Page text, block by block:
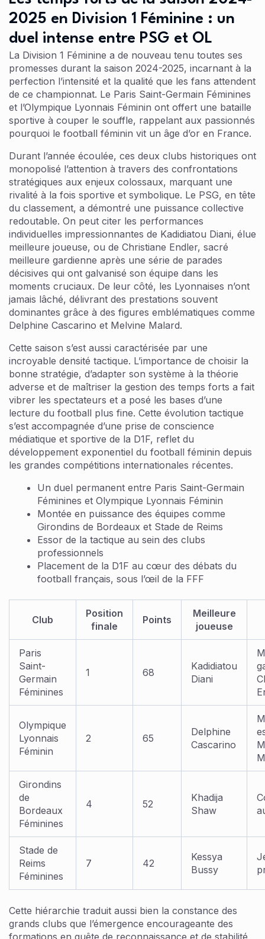
2025 en Division 1 Féminine : un
duel intense entre PSG et OL
La Division 1 Féminine a de nouveau tenu toutes ses
promesses durant la saison 2024-2025, incarnant à la
perfection l’intensité et la qualité que les fans attendent
de ce championnat. Le Paris Saint-Germain Féminines
et l’Olympique Lyonnais Féminin ont offert une bataille
sportive à couper le souffle, rappelant aux passionnés
pourquoi le football féminin vit un âge d’or en France.
Durant l’année écoulée, ces deux clubs historiques ont
monopolisé l’attention à travers des confrontations
stratégiques aux enjeux colossaux, marquant une
rivalité à la fois sportive et symbolique. Le PSG, en tête
du classement, a démontré une puissance collective
redoutable. On peut citer les performances
individuelles impressionnantes de Kadidiatou Diani, élue
meilleure joueuse, ou de Christiane Endler, sacré
meilleure gardienne après une série de parades
décisives qui ont galvanisé son équipe dans les
moments cruciaux. De leur côté, les Lyonnaises n’ont
jamais lâché, délivrant des prestations souvent
dominantes grâce à des figures emblématiques comme
Delphine Cascarino et Melvine Malard.
Cette saison s’est aussi caractérisée par une
incroyable densité tactique. L’importance de choisir la
bonne stratégie, d’adapter son système à la théorie
adverse et de maîtriser la gestion des temps forts a fait
vibrer les spectateurs et a posé les bases d’une
lecture du football plus fine. Cette évolution tactique
s’est accompagnée d’une prise de conscience
médiatique et sportive de la D1F, reflet du
développement exponentiel du football féminin depuis
les grandes compétitions internationales récentes.
Un duel permanent entre Paris Saint-Germain
Féminines et Olympique Lyonnais Féminin
Montée en puissance des équipes comme
Girondins de Bordeaux et Stade de Reims
Essor de la tactique au sein des clubs
professionnels
Placement de la D1F au cœur des débats du
football français, sous l’œil de la FFF
Club
Position
finale
Points
Meilleure
joueuse
Paris
Saint-
Germain
Féminines
1 68
Kadidiatou
Diani
Olympique
Lyonnais
Féminin
2 65
Delphine
Cascarino
Girondins
de
Bordeaux
Féminines
4 52
Khadija
Shaw
Stade de
Reims
Féminines
7 42
Kessya
Bussy
Cette hiérarchie traduit aussi bien la constance des
grands clubs que l’émergence encourageante des
formations en quête de reconnaissance et de stabilité